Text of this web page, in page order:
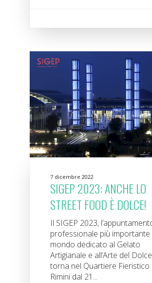
7 dicembre 2022
SIGEP 2023: ANCHE LO
STREET FOOD È DOLCE!
Il SIGEP 2023,
professionale più importante
mondo dedicato al Gelato
Artigianale e all’Arte del
torna nel Quartiere Fieristico
Rimini dal 21...